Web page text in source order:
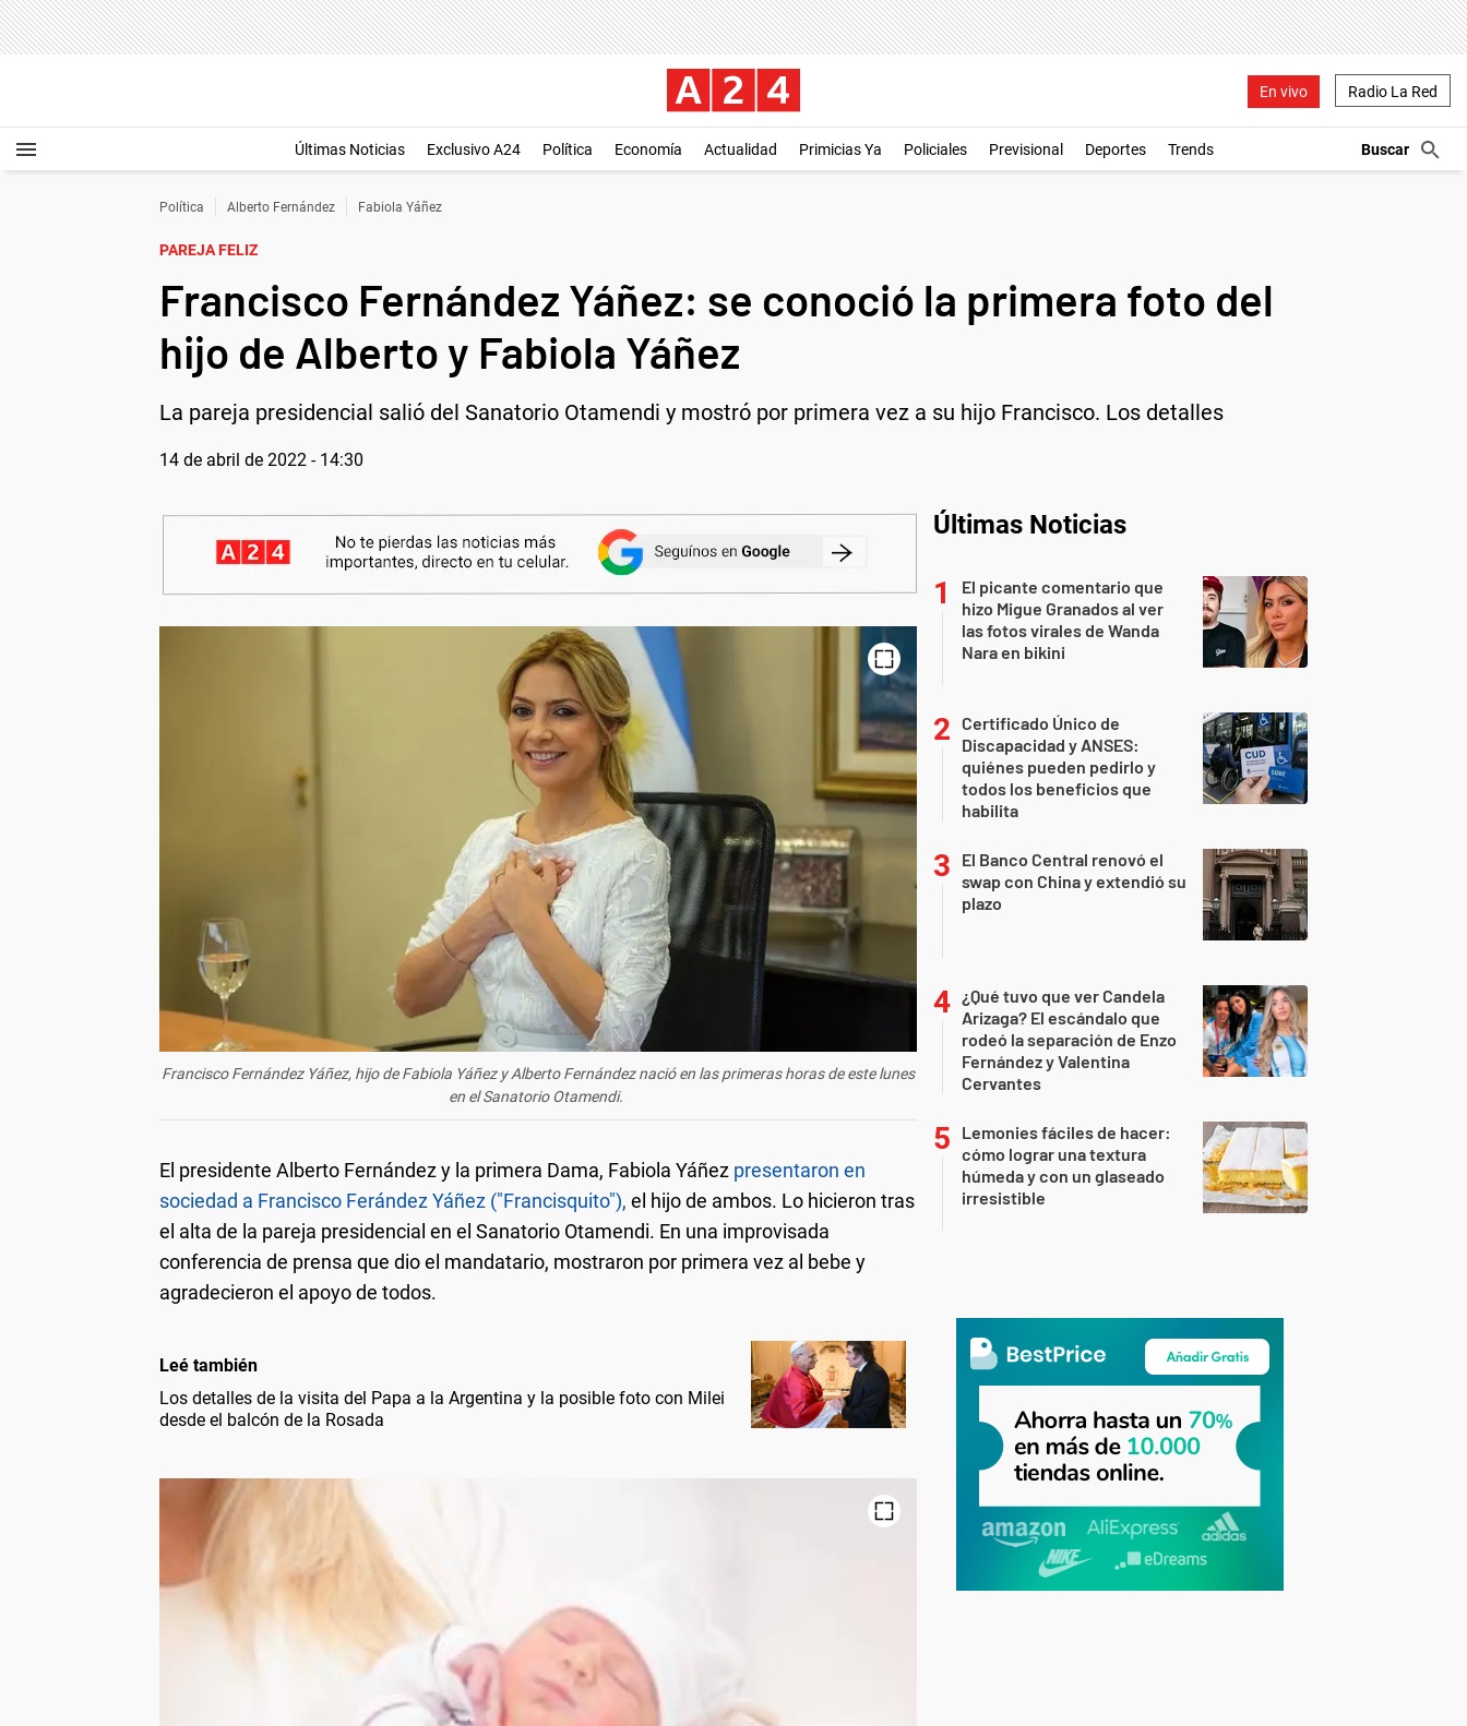
En vivo Radio La Red
Últimas Noticias Exclusivo A24 Política Economía Actualidad Primicias Ya Policiales Previsional Deportes Trends
Política Alberto Fernández Fabiola Yáñez
PAREJA FELIZ
Francisco Fernández Yáñez: se conoció la primera foto del
hijo de Alberto y Fabiola Yáñez
La pareja presidencial salió del Sanatorio Otamendi y mostró por primera vez a su hijo Francisco. Los detalles
14 de abril de 2022 - 14:30
Francisco Fernández Yáñez, hijo de Fabiola Yáñez y Alberto Fernández nació en las primeras horas de este lunes
en el Sanatorio Otamendi.
El presidente Alberto Fernández y la primera Dama, Fabiola Yáñez presentaron en
sociedad a Francisco Ferández Yáñez ("Francisquito"), el hijo de ambos. Lo hicieron tras
el alta de la pareja presidencial en el Sanatorio Otamendi. En una improvisada
conferencia de prensa que dio el mandatario, mostraron por primera vez al bebe y
agradecieron el apoyo de todos.
Leé también
Los detalles de la visita del Papa a la Argentina y la posible foto con Milei
desde el balcón de la Rosada
Últimas Noticias
El picante comentario que
hizo Migue Granados al ver
las fotos virales de Wanda
Nara en bikini
Certificado Único de
Discapacidad y ANSES:
quiénes pueden pedirlo y
todos los beneficios que
habilita
El Banco Central renovó el
swap con China y extendió su
plazo
¿Qué tuvo que ver Candela
Arizaga? El escándalo que
rodeó la separación de Enzo
Fernández y Valentina
Cervantes
Lemonies fáciles de hacer:
cómo lograr una textura
húmeda y con un glaseado
irresistible